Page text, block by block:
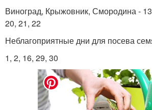
Виноград, Крыжовник, Смородина -
20, 21, 22
Неблагоприятные дни для посева
1, 2, 16, 29, 30